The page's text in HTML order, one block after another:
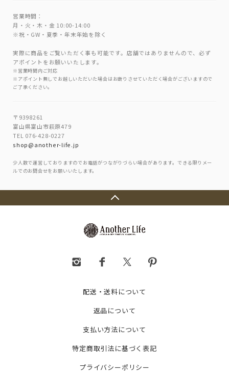
営業時間：
月・火・木・金 10:00-14:00
※祝・GW・夏季・年末年始を除く
実際に商品をご覧いただく事も可能です。店舗ではありませんので、必ず
アポイントをお願いいたします。
※営業時間内ご対応
※アポイント無しでお越しいただいた場合はお断りさせていただく場合がございますので
ご了承ください。
〒9398261
富山県富山市萩原479
TEL 076-428-0227
shop@another-life.jp
少人数で運営しておりますのでお電話がつながりづらい場合があります。できる限りメー
ルでのお問合せをお願いいたします。
配送・送料について
返品について
支払い方法について
特定商取引法に基づく表記
プライバシーポリシー